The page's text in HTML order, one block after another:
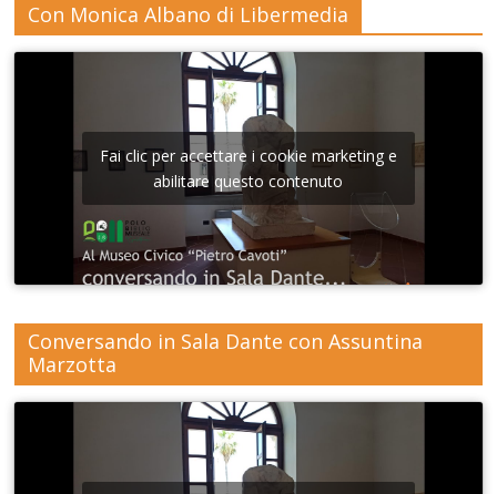
Con Monica Albano di Libermedia
Fai clic per accettare i cookie marketing e
abilitare questo contenuto
Conversando in Sala Dante con Assuntina
Marzotta